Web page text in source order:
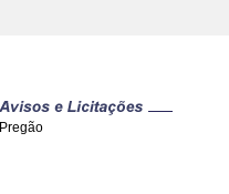
Pregão